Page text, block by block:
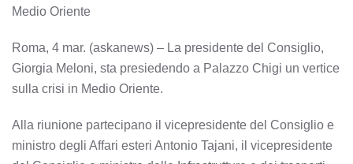
Medio Oriente
Roma, 4 mar. (askanews) – La presidente del Consiglio,
Giorgia Meloni, sta presiedendo a Palazzo Chigi un vertice
sulla crisi in Medio Oriente.
Alla riunione partecipano il vicepresidente del Consiglio e
ministro degli Affari esteri Antonio Tajani, il vicepresidente